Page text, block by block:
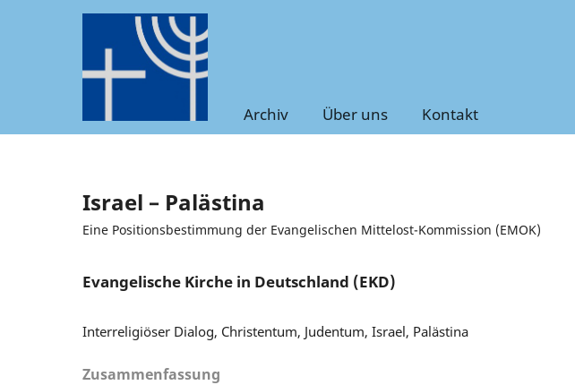
Archiv Über uns Kontakt
Israel – Palästina
Eine Positionsbestimmung der Evangelischen Mittelost-Kommission (EMOK)
Evangelische Kirche in Deutschland (EKD)
Interreligiöser Dialog, Christentum, Judentum, Israel, Palästina
Zusammenfassung